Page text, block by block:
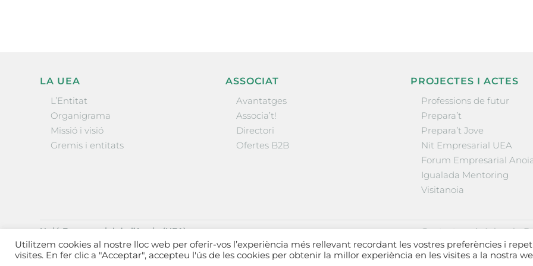
LA UEA
L’Entitat
Organigrama
Missió i visió
Gremis i entitats
ASSOCIAT
Avantatges
Associa’t!
Directori
Ofertes B2B
PROJECTES I ACTES
Professions de futur
Prepara’t
Prepara’t Jove
Nit Empresarial UEA
Forum Empresarial
Igualada Mentoring
Visitanoia
Unió Empresarial de l’Anoia (UEA)
Ctra. de Manresa, 131, 08700 – Igualada(Barcelona)
Tel 93 805 22 92
Contactar·Avís legal·
Utilitzem cookies al nostre lloc web per oferir-vos l’experiència més rellevant recordant les vostres preferències i
visites. En fer clic a "Acceptar", accepteu l'ús de les cookies per obtenir la millor experiència en les visites a la nostra